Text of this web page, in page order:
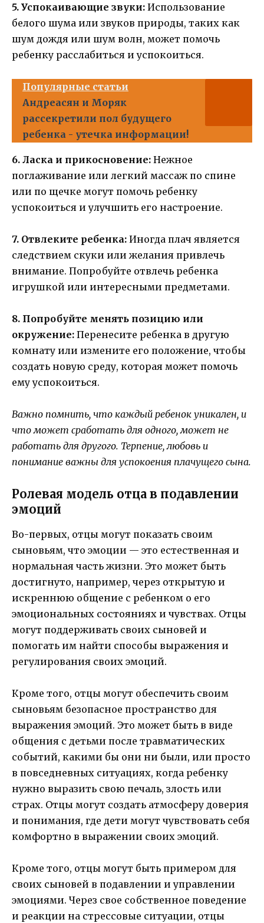
5. Успокаивающие звуки: Использование
белого шума или звуков природы, таких как
шум дождя или шум волн, может помочь
ребенку расслабиться и успокоиться.
Популярные статьи
Андреасян и Моряк
рассекретили пол будущего
ребенка - утечка информации!
6. Ласка и прикосновение: Нежное
поглаживание или легкий массаж по спине
или по щечке могут помочь ребенку
успокоиться и улучшить его настроение.
7. Отвлеките ребенка: Иногда плач является
следствием скуки или желания привлечь
внимание. Попробуйте отвлечь ребенка
игрушкой или интересными предметами.
8. Попробуйте менять позицию или
окружение: Перенесите ребенка в другую
комнату или измените его положение, чтобы
создать новую среду, которая может помочь
ему успокоиться.
Важно помнить, что каждый ребенок уникален, и
что может сработать для одного, может не
работать для другого. Терпение, любовь и
понимание важны для успокоения плачущего сына.
Ролевая модель отца в подавлении
эмоций
Во-первых, отцы могут показать своим
сыновьям, что эмоции — это естественная и
нормальная часть жизни. Это может быть
достигнуто, например, через открытую и
искреннюю общение с ребенком о его
эмоциональных состояниях и чувствах. Отцы
могут поддерживать своих сыновей и
помогать им найти способы выражения и
регулирования своих эмоций.
Кроме того, отцы могут обеспечить своим
сыновьям безопасное пространство для
выражения эмоций. Это может быть в виде
общения с детьми после травматических
событий, какими бы они ни были, или просто
в повседневных ситуациях, когда ребенку
нужно выразить свою печаль, злость или
страх. Отцы могут создать атмосферу доверия
и понимания, где дети могут чувствовать себя
комфортно в выражении своих эмоций.
Кроме того, отцы могут быть примером для
своих сыновей в подавлении и управлении
эмоциями. Через свое собственное поведение
и реакции на стрессовые ситуации, отцы